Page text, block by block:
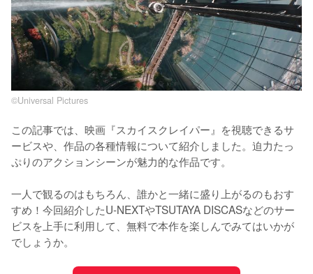
©︎Universal Pictures
この記事では、映画『スカイスクレイパー』を視聴できるサ
ービスや、作品の各種情報について紹介しました。迫力たっ
ぷりのアクションシーンが魅力的な作品です。
一人で観るのはもちろん、誰かと一緒に盛り上がるのもおす
すめ！今回紹介したU-NEXTやTSUTAYA DISCASなどのサー
ビスを上手に利用して、無料で本作を楽しんでみてはいかが
でしょうか。